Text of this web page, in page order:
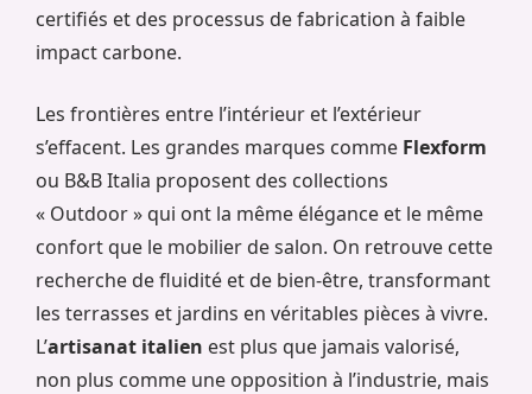
certifiés et des processus de fabrication à faible
impact carbone.
Les frontières entre l’intérieur et l’extérieur
s’effacent. Les grandes marques comme Flexform
ou B&B Italia proposent des collections
« Outdoor » qui ont la même élégance et le même
confort que le mobilier de salon. On retrouve cette
recherche de fluidité et de bien-être, transformant
les terrasses et jardins en véritables pièces à vivre.
L’artisanat italien est plus que jamais valorisé,
non plus comme une opposition à l’industrie, mais